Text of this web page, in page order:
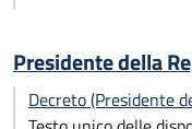
Presidente della
Decreto (Presidente